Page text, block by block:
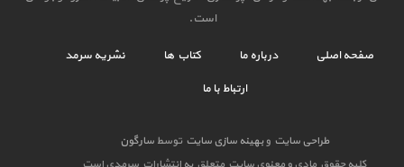
است.
صفحه اصلی درباره ما کتاب ها
نشریه سرمد
ارتباط با ما
طراحی سایت وبهینه سازی سایت توسط سارگون